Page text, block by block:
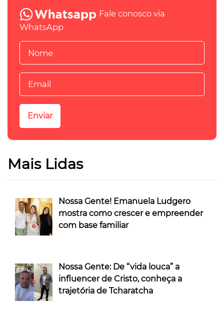
Fale conosco via
WhatsApp
Mais Lidas
Nossa Gente! Emanuela Ludgero
mostra como crescer e empreender
com base familiar
Nossa Gente: De “vida louca” a
influencer de Cristo, conheça a
trajetória de Tcharatcha